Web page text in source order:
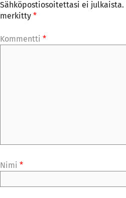
Sähköpostiosoitettasi ei julkaista.
merkitty *
Kommentti *
Nimi *